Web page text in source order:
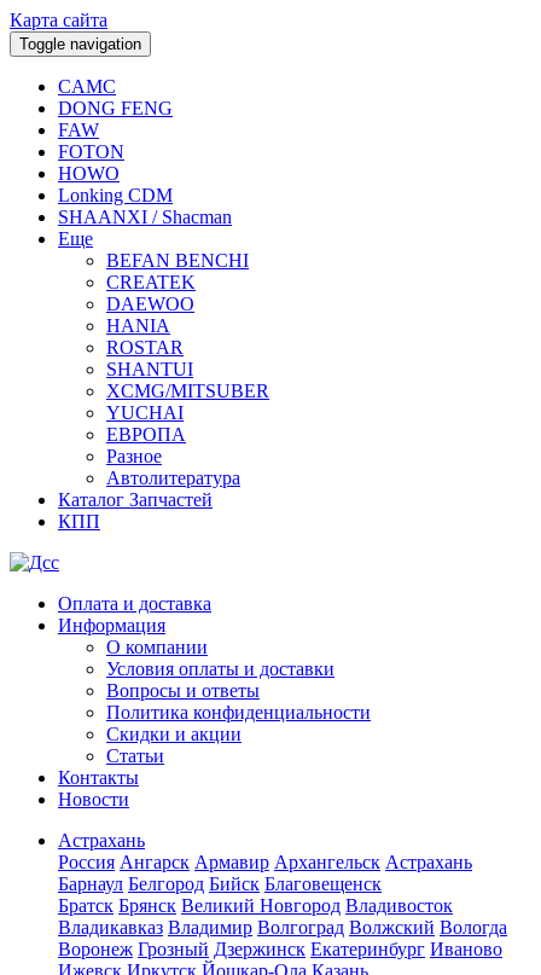
Карта сайта
Toggle navigation
CAMC
DONG FENG
FAW
FOTON
HOWO
Lonking CDM
SHAANXI / Shacman
Еще
BEFAN BENCHI
CREATEK
DAEWOO
HANIA
ROSTAR
SHANTUI
XCMG/MITSUBER
YUCHAI
ЕВРОПА
Разное
Aвтолитература
Каталог Запчастей
КПП
Оплата и доставка
Информация
О компании
Условия оплаты и доставки
Вопросы и ответы
Политика конфиденциальности
Скидки и акции
Статьи
Контакты
Новости
Астрахань
Россия Ангарск Армавир Архангельск Астрахань
Барнаул Белгород Бийск Благовещенск
Братск Брянск Великий Новгород Владивосток
Владикавказ Владимир Волгоград Волжский Вологда
Воронеж Грозный Дзержинск Екатеринбург Иваново
Ижевск Иркутск Йошкар-Ола Казань